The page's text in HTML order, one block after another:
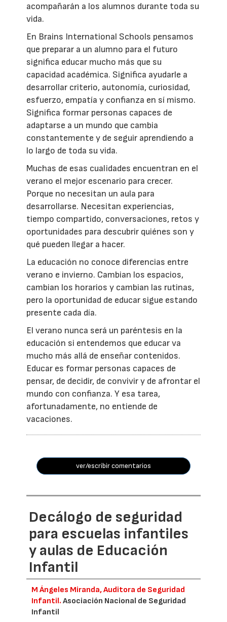
acompañarán a los alumnos durante toda su
vida.
En Brains International Schools pensamos
que preparar a un alumno para el futuro
significa educar mucho más que su
capacidad académica. Significa ayudarle a
desarrollar criterio, autonomía, curiosidad,
esfuerzo, empatía y confianza en sí mismo.
Significa formar personas capaces de
adaptarse a un mundo que cambia
constantemente y de seguir aprendiendo a
lo largo de toda su vida.
Muchas de esas cualidades encuentran en el
verano el mejor escenario para crecer.
Porque no necesitan un aula para
desarrollarse. Necesitan experiencias,
tiempo compartido, conversaciones, retos y
oportunidades para descubrir quiénes son y
qué pueden llegar a hacer.
La educación no conoce diferencias entre
verano e invierno. Cambian los espacios,
cambian los horarios y cambian las rutinas,
pero la oportunidad de educar sigue estando
presente cada día.
El verano nunca será un paréntesis en la
educación si entendemos que educar va
mucho más allá de enseñar contenidos.
Educar es formar personas capaces de
pensar, de decidir, de convivir y de afrontar el
mundo con confianza. Y esa tarea,
afortunadamente, no entiende de
vacaciones.
ver/escribir comentarios
Decálogo de seguridad
para escuelas infantiles
y aulas de Educación
Infantil
M Ángeles Miranda, Auditora de Seguridad
Infantil.Asociación Nacional de Seguridad
Infantil